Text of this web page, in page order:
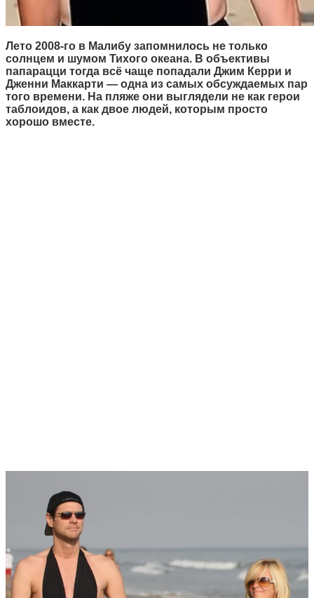
Лето 2008-го в Малибу запомнилось не только
солнцем и шумом Тихого океана. В объективы
папарацци тогда всё чаще попадали Джим Керри и
Дженни Маккарти — одна из самых обсуждаемых пар
того времени. На пляже они выглядели не как герои
таблоидов, а как двое людей, которым просто
хорошо вместе.